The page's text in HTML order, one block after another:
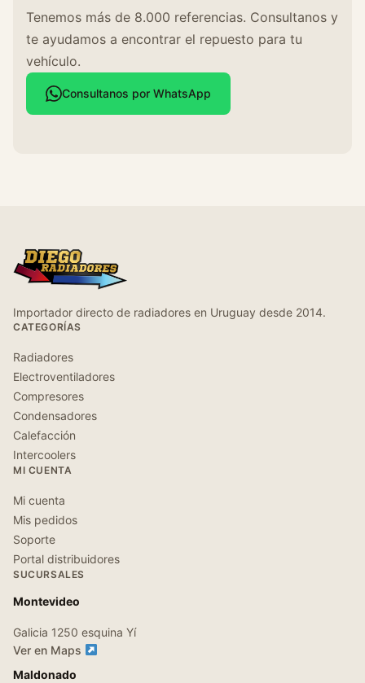
Tenemos más de 8.000 referencias. Consultanos y
te ayudamos a encontrar el repuesto para tu
vehículo.
Consultanos por WhatsApp
Importador directo de radiadores en Uruguay desde 2014.
CATEGORÍAS
Radiadores
Electroventiladores
Compresores
Condensadores
Calefacción
Intercoolers
MI CUENTA
Mi cuenta
Mis pedidos
Soporte
Portal distribuidores
SUCURSALES
Montevideo
Galicia 1250 esquina Yí
Ver en Maps
Maldonado